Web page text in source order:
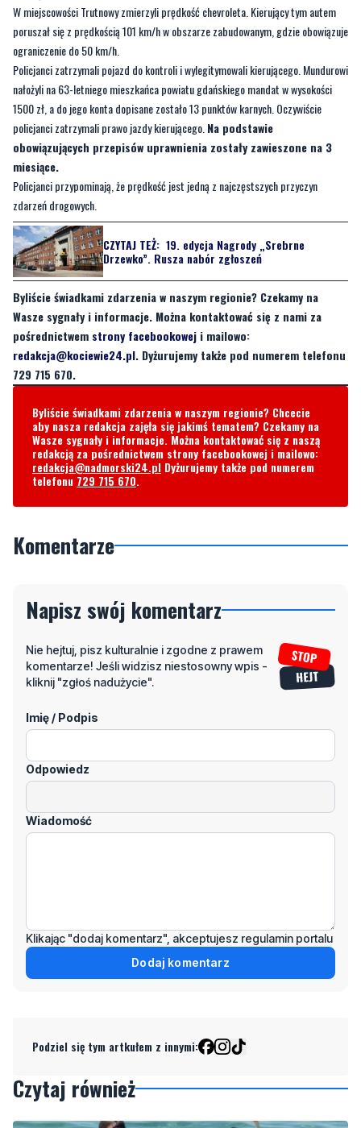
W miejscowości Trutnowy zmierzyli prędkość chevroleta. Kierujący tym autem
poruszał się z prędkością 101 km/h w obszarze zabudowanym, gdzie obowiązuje
ograniczenie do 50 km/h.
Policjanci zatrzymali pojazd do kontroli i wylegitymowali kierującego. Mundurowi
nałożyli na 63-letniego mieszkańca powiatu gdańskiego mandat w wysokości
1500 zł, a do jego konta dopisane zostało 13 punktów karnych. Oczywiście
policjanci zatrzymali prawo jazdy kierującego. Na podstawie
obowiązujących przepisów uprawnienia zostały zawieszone na 3
miesiące.
Policjanci przypominają, że prędkość jest jedną z najczęstszych przyczyn
zdarzeń drogowych.
CZYTAJ TEŻ: 19. edycja Nagrody „Srebrne
Drzewko”. Rusza nabór zgłoszeń
Byliście świadkami zdarzenia w naszym regionie? Czekamy na
Wasze sygnały i informacje. Można kontaktować się z nami za
pośrednictwem strony facebookowej i mailowo:
redakcja@kociewie24.pl. Dyżurujemy także pod numerem telefonu
729 715 670.
Byliście świadkami zdarzenia w naszym regionie? Chcecie
aby nasza redakcja zajęła się jakimś tematem? Czekamy na
Wasze sygnały i informacje. Można kontaktować się z naszą
redakcją za pośrednictwem strony facebookowej i mailowo:
redakcja@nadmorski24.pl Dyżurujemy także pod numerem
telefonu 729 715 670.
Komentarze
Napisz swój komentarz
Nie hejtuj, pisz kulturalnie i zgodne z prawem
komentarze! Jeśli widzisz niestosowny wpis -
kliknij "zgłoś nadużycie".
Imię / Podpis
Odpowiedz
Wiadomość
Klikając "dodaj komentarz", akceptujesz regulamin portalu
Dodaj komentarz
Podziel się tym artkułem z innymi:
Czytaj również